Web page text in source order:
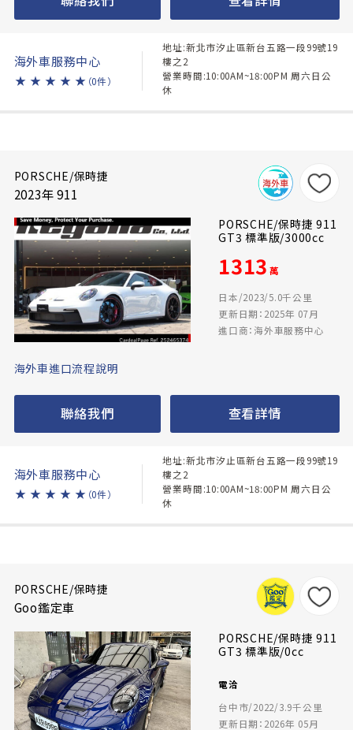
海外車服務中心
★ ★ ★ ★ ★ （0件）
地址:新北市汐止區新台五路一段99號19
樓之2
營業時間:10:00AM~18:00PM 周六日公
休
PORSCHE/保時捷
2023年 911
PORSCHE/保時捷 911
GT3 標準版/3000cc
1313 萬
日本/2023/5.0千公里
更新日期：2025年 07月
進口商：海外車服務中心
海外車進口流程說明
聯絡我們 查看詳情
海外車服務中心
★ ★ ★ ★ ★ （0件）
地址:新北市汐止區新台五路一段99號19
樓之2
營業時間:10:00AM~18:00PM 周六日公
休
PORSCHE/保時捷
Goo鑑定車
PORSCHE/保時捷 911
GT3 標準版/0cc
電洽
台中市/2022/3.9千公里
更新日期：2026年 05月